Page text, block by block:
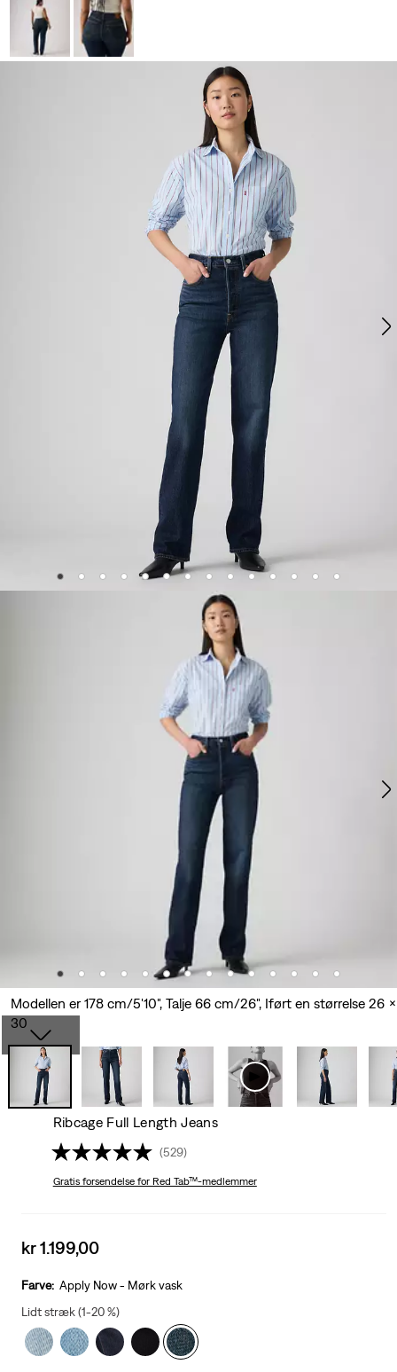
Modellen er 178 cm/5'10", Talje 66 cm/26", Iført en størrelse 26 x
30
Ribcage Full Length Jeans
(529)
Gratis forsendelsefor Red Tab™-medlemmer
Sale
is
kr 1.199,00
Farve: Apply Now - Mørk vask
Lidt stræk (1-20 %)